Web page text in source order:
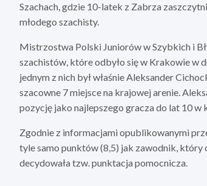
Szachach, gdzie 10-latek z Zabrza
młodego szachisty.
Mistrzostwa Polski Juniorów w Szybkich i
szachistów, które odbyło się w Krakowie w
jednym z nich był właśnie Aleksander
szacowne 7 miejsce na krajowej arenie.
pozycję jako najlepszego gracza do lat 10
Zgodnie z informacjami opublikowanymi
tyle samo punktów (8,5) jak zawodnik, który
decydowała tzw. punktacja pomocnicza.